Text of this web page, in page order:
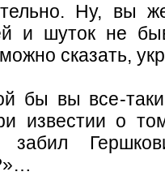
Ну, вы
и шуток не
сказать,
бы вы все-
известии о
забил